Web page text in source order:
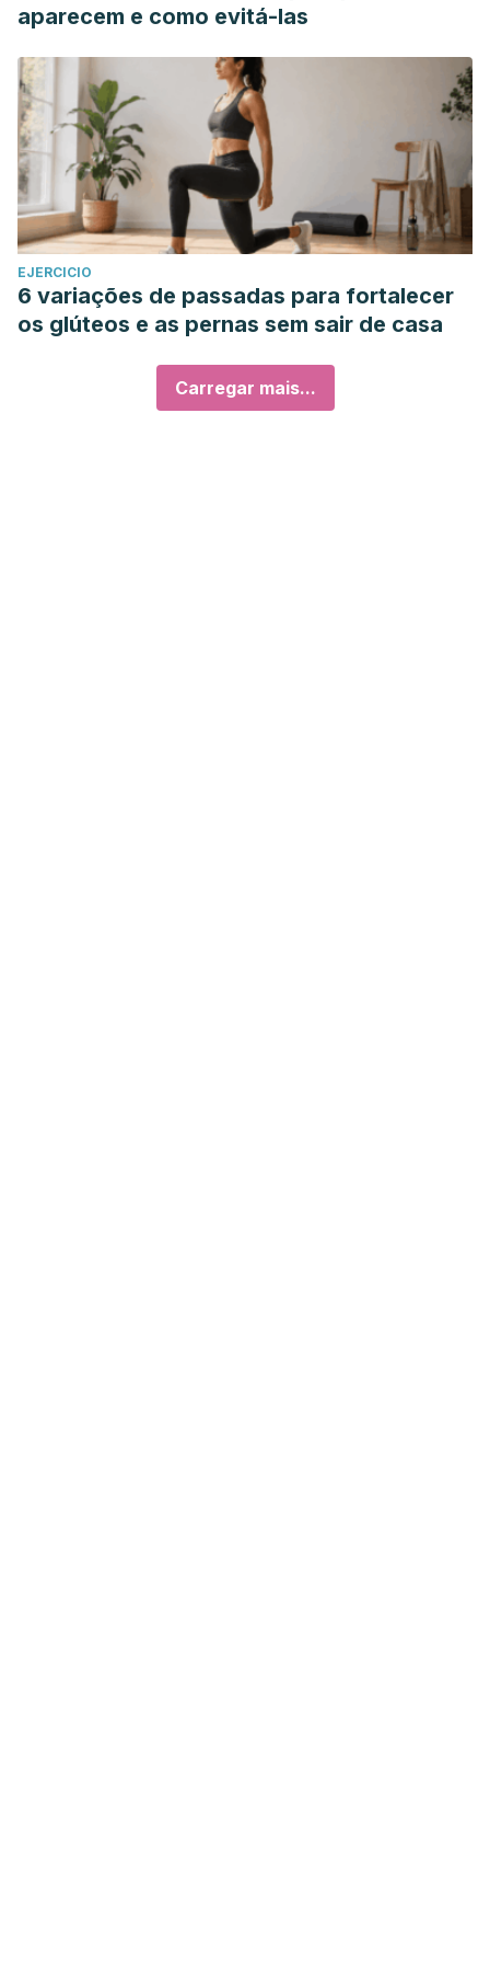
contraceptive in a rabbit model.
Basic and Clinical
https://www.ncbi.nlm.nih.gov/pmc/articles/PMC5381074/
aparecem e como evitá-las
EJERCICIO
6 variações de passadas para fortalecer
os glúteos e as pernas sem sair de casa
Carregar mais...